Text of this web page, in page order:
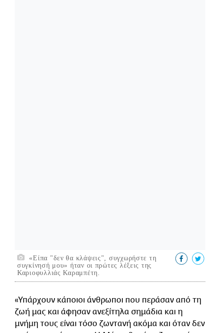
«Είπα "δεν θα κλάψεις", συγχωρήστε τη
συγκίνησή μου» ήταν οι πρώτες λέξεις της
Καριοφυλλιάς Καραμπέτη.
«Υπάρχουν κάποιοι άνθρωποι που περάσαν από τη
ζωή μας και άφησαν ανεξίτηλα σημάδια και η
μνήμη τους είναι τόσο ζωντανή ακόμα και όταν δεν